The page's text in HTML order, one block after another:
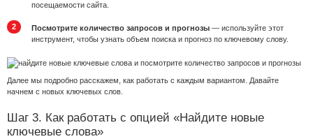
посещаемости сайта.
Посмотрите количество запросов и прогнозы — используйте этот
инструмент, чтобы узнать объем поиска и прогноз по ключевому слову.
Далее мы подробно расскажем, как работать с каждым вариантом. Давайте
начнем с новых ключевых слов.
Шаг 3. Как работать с опцией «Найдите новые
ключевые слова»